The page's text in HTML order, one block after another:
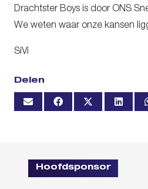
Drachtster Boys is door ONS
We weten waar onze kansen
SiVi
Delen
Hoofdsponsor